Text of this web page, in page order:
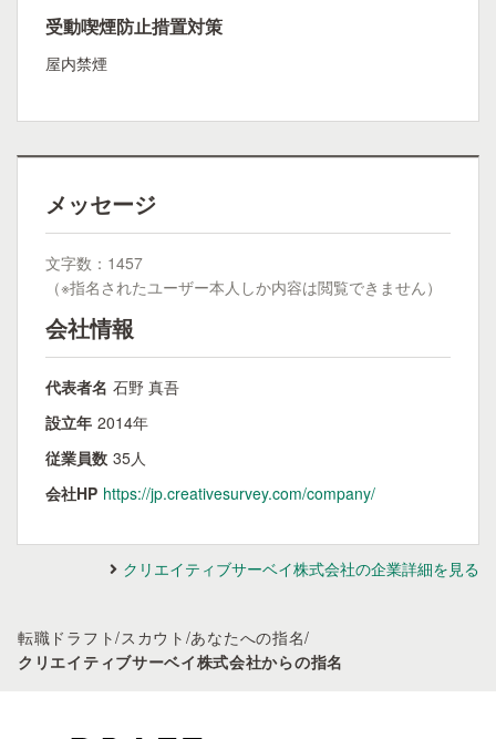
受動喫煙防止措置対策
屋内禁煙
メッセージ
文字数：1457
（※指名されたユーザー本人しか内容は閲覧できません）
会社情報
代表者名 石野 真吾
設立年 2014年
従業員数 35人
会社HP https://jp.creativesurvey.com/company/
クリエイティブサーベイ株式会社の企業詳細を見る
転職ドラフト/スカウト /あなたへの指名/
クリエイティブサーベイ株式会社からの指名